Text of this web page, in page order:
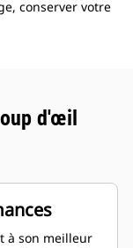
conserver votre
d'œil
à son meilleur